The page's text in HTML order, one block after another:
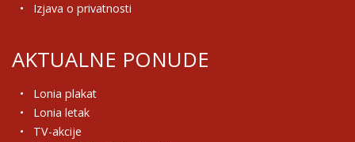
Izjava o privatnosti
AKTUALNE PONUDE
Lonia plakat
Lonia letak
TV-akcije